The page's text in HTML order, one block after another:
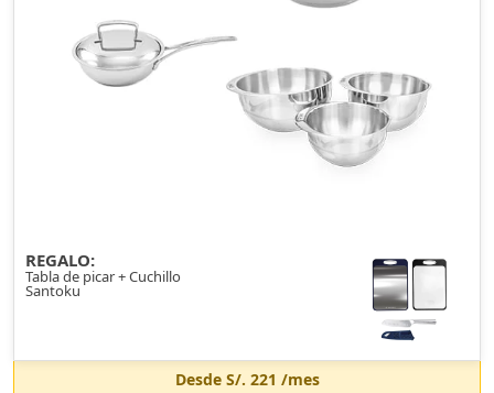
REGALO:
Tabla de picar + Cuchillo
Santoku
Desde S/. 221 /mes